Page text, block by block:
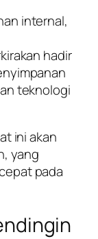
internal,
hadir
teknologi
ini akan
yang
pada